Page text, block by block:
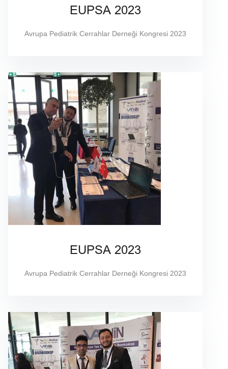
EUPSA 2023
Avrupa Pediatrik Cerrahlar Derneği Kongresi 2023
EUPSA 2023
Avrupa Pediatrik Cerrahlar Derneği Kongresi 2023